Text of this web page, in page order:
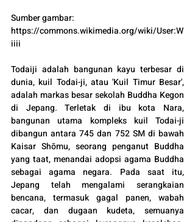
Sumber gambar:
https://commons.wikimedia.org/wiki/User:W
iiii
Todaiji adalah bangunan kayu terbesar di
dunia, kuil Todai-ji, atau 'Kuil Timur Besar',
adalah markas besar sekolah Buddha Kegon
di Jepang. Terletak di ibu kota Nara,
bangunan utama kompleks kuil Todai-ji
dibangun antara 745 dan 752 SM di bawah
Kaisar Shōmu, seorang penganut Buddha
yang taat, menandai adopsi agama Buddha
sebagai agama negara. Pada saat itu,
Jepang telah mengalami serangkaian
bencana, termasuk gagal panen, wabah
cacar, dan dugaan kudeta, semuanya